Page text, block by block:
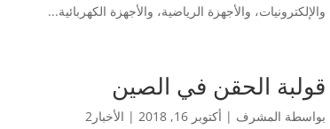
والإلكترونيات، والأجهزة الرياضية، والأجهزة الكهربائية...
قولبة الحقن في الصين
بواسطة المشرف | أكتوبر 16, 2018 | الأخبار2